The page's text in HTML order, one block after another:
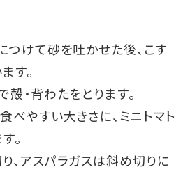
つけて砂を吐かせた後、こす
す。
殻・背わたをとります。
べやすい大きさに、ミニトマト
。
、アスパラガスは斜め切りに